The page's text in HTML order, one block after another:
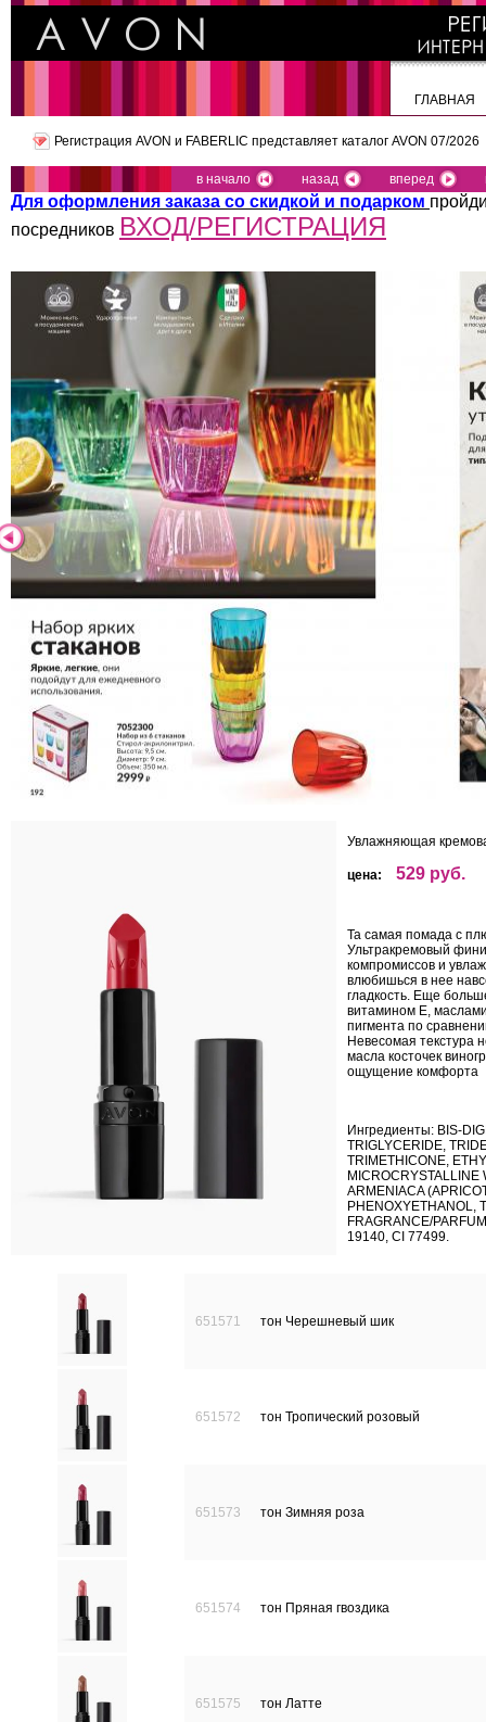
ГЛАВНАЯ
Регистрация AVON и FABERLIC представляет каталог AVON 07/2026
в начало назад вперед
Для оформления заказа со скидкой и подарком
посредников ВХОД/РЕГИСТРАЦИЯ
Увлажняющая
цена: 529 руб.
Та самая помада с
Ультракремовый
компромиссов и
влюбишься в нее
гладкость. Еще
витамином Е,
пигмента по
Невесомая текстура
масла косточек
ощущение комфорта
Ингредиенты: BIS-
TRIGLYCERIDE,
TRIMETHICONE,
MICROCRYSTALLINE
ARMENIACA
PHENOXYETHANOL,
FRAGRANCE/
19140, CI 77499.
651571 тон Черешневый шик
651572 тон Тропический розовый
651573 тон Зимняя роза
651574 тон Пряная гвоздика
651575 тон Латте